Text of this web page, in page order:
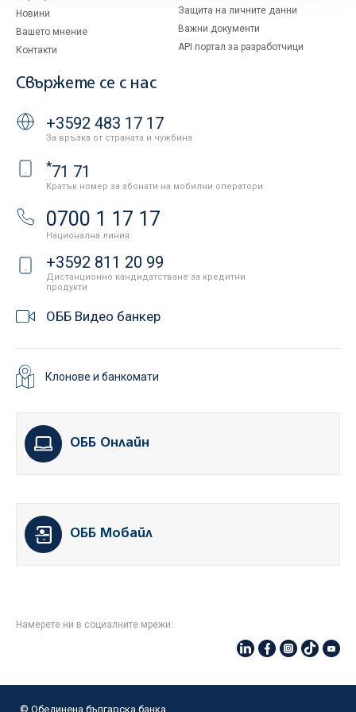
Новини
Вашето мнение
Контакти
Защита на личните данни
Важни документи
API портал за разработчици
Свържете се с нас
+3592 483 17 17
За връзка от страната и чужбина
*71 71
Кратък номер за абонати на мобилни оператори
0700 1 17 17
Национална линия
+3592 811 20 99
Дистанционно кандидатстване за кредитни
продукти
ОББ Видео банкер
Клонове и банкомати
ОББ Онлайн
ОББ Мобайл
Намерете ни в социалните мрежи:
© Oбединена българска банка